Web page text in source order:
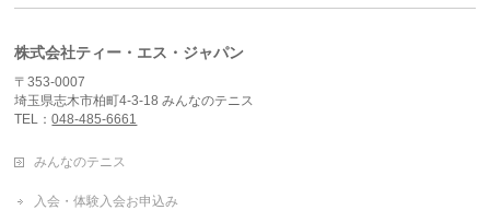
株式会社ティー・エス・ジャパン
〒353-0007
埼玉県志木市柏町4-3-18 みんなのテニス
TEL：048-485-6661
みんなのテニス
入会・体験入会お申込み